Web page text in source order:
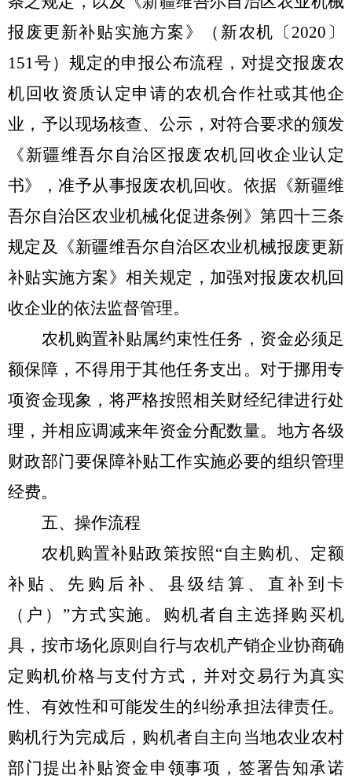
报废更新补贴实施方案》（新农机〔 2020 〕
151号）规定的申报公布流程，对提交报废农
机回收资质认定申请的农机合作社或其他企
业，予以现场核查、公示，对符合要求的颁发
《新疆维吾尔自治区报废农机回收企业认定
书》，准予从事报废农机回收。依据《新疆维
吾尔自治区农业机械化促进条例》第四十三条
规定及《新疆维吾尔自治区农业机械报废更新
补贴实施方案》相关规定，加强对报废农机回
收企业的依法监督管理。
农机购置补贴属约束性任务 ， 资金必须足
额保障，不得用于其他任务支出。对于挪用专
项资金现象，将严格按照相关财经纪律进行处
理，并相应调减来年资金分配数量。地方各级
财政部门要保障补贴工作实施必要的组织管理
经费。
五、操作流程
农机购置补贴政策按照“自主购机、定额
补贴、先购后补、县级结算、直补到卡
（户） ”方式实施。购机者自主选择购买机
具，按市场化原则自行与农机产销企业协商确
定购机价格与支付方式，并对交易行为真实
性、有效性和可能发生的纠纷承担法律责任。
购机行为完成后，购机者自主向当地农业农村
部门提出补贴资金申领事项，签署告知承诺